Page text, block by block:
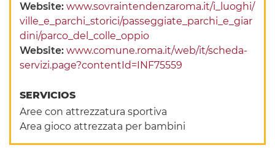
Website:www.sovraintendenzaroma.it/i_luoghi/
ville_e_parchi_storici/passeggiate_parchi_e_giar
dini/parco_del_colle_oppio
Website:www.comune.roma.it/web/it/scheda-
servizi.page?contentId=INF75559
SERVICIOS
Aree con attrezzatura sportiva
Area gioco attrezzata per bambini